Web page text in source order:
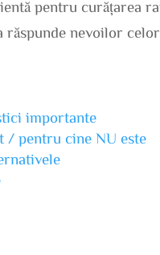
pentru curățarea
răspunde nevoilor
importante
/ pentru cine NU este